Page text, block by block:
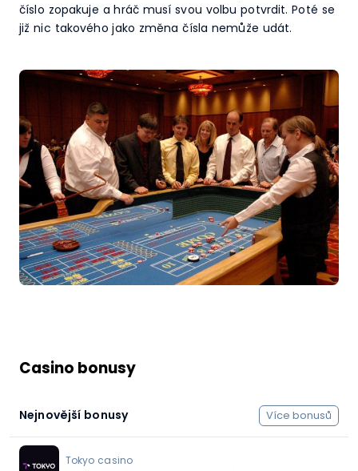
číslo zopakuje a hráč musí svou volbu potvrdit. Poté se
již nic takového jako změna čísla nemůže udát.
Casino bonusy
Nejnovější bonusy Více bonusů
Tokyo casino